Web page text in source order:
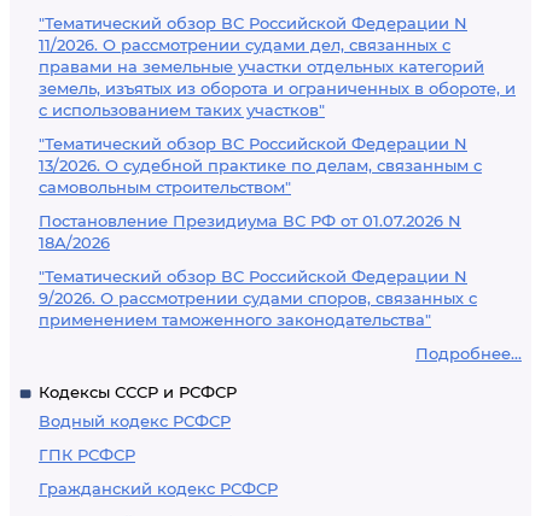
"Тематический обзор ВС Российской Федерации N
11/2026. О рассмотрении судами дел, связанных с
правами на земельные участки отдельных категорий
земель, изъятых из оборота и ограниченных в обороте, и
с использованием таких участков"
"Тематический обзор ВС Российской Федерации N
13/2026. О судебной практике по делам, связанным с
самовольным строительством"
Постановление Президиума ВС РФ от 01.07.2026 N
18А/2026
"Тематический обзор ВС Российской Федерации N
9/2026. О рассмотрении судами споров, связанных с
применением таможенного законодательства"
Подробнее...
Кодексы СССР и РСФСР
Водный кодекс РСФСР
ГПК РСФСР
Гражданский кодекс РСФСР